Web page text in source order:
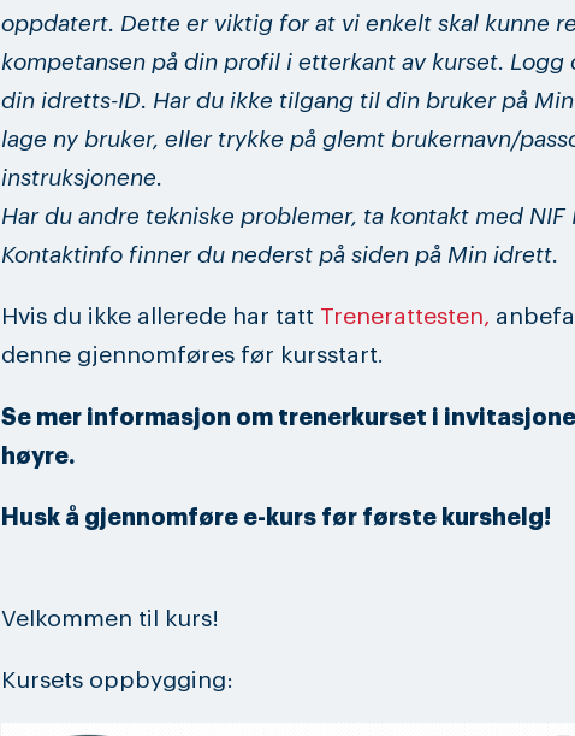
oppdatert. Dette er viktig for at vi enkelt skal kunne
kompetansen på din profil i etterkant av kurset. Logg
din idretts-ID. Har du ikke tilgang til din bruker på
lage ny bruker, eller trykke på glemt brukernavn/
instruksjonene.
Har du andre tekniske problemer, ta kontakt med NIF
Kontaktinfo finner du nederst på siden på Min idrett.
Hvis du ikke allerede har tatt Trenerattesten,
denne gjennomføres før kursstart.
Se mer informasjon om trenerkurset i
høyre.
Husk å gjennomføre e-kurs før første kurshelg!
Velkommen til kurs!
Kursets oppbygging: